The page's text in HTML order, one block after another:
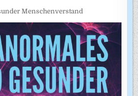
Menschenverstand